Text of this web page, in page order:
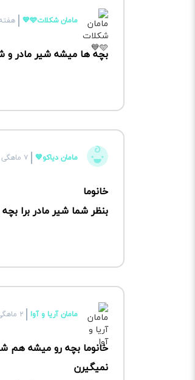
مامان شکلات🩵💙
بچه ها میشه شیر مادر
مامان دیاکو💙 ۷ ماهگی
خانوما
بنظر شما شیر مادر برا
مامان آریا و آوا ۲ ماهگی
خانوما بچه رو میشه هم
نمیگیرن